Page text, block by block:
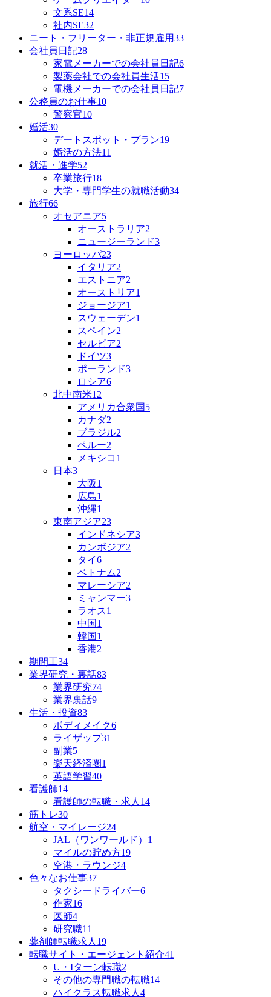
文系SE14
社内SE32
ニート・フリーター・非正規雇用33
会社員日記28
家電メーカーでの会社員日記6
製薬会社での会社員生活15
電機メーカーでの会社員日記7
公務員のお仕事10
警察官10
婚活30
デートスポット・プラン19
婚活の方法11
就活・進学52
卒業旅行18
大学・専門学生の就職活動34
旅行66
オセアニア5
オーストラリア2
ニュージーランド3
ヨーロッパ23
イタリア2
エストニア2
オーストリア1
ジョージア1
スウェーデン1
スペイン2
セルビア2
ドイツ3
ポーランド3
ロシア6
北中南米12
アメリカ合衆国5
カナダ2
ブラジル2
ペルー2
メキシコ 1
日本3
大阪1
広島1
沖縄1
東南アジア23
インドネシア3
カンボジア2
タイ6
ベトナム2
マレーシア2
ミャンマー3
ラオス1
中国1
韓国1
香港2
期間工34
業界研究・裏話83
業界研究74
業界裏話9
生活・投資83
ボディメイク6
ライザップ31
副業5
楽天経済圏 1
英語学習40
看護師14
看護師の転職・求人 14
筋トレ30
航空・マイレージ24
JAL（ワンワールド） 1
マイルの貯め方19
空港・ラウンジ4
色々なお仕事37
タクシードライバー6
作家16
医師4
研究職11
薬剤師転職求人 19
転職サイト・エージェント紹介41
U・Iターン転職2
その他の専門職の転職14
ハイクラス転職求人 4